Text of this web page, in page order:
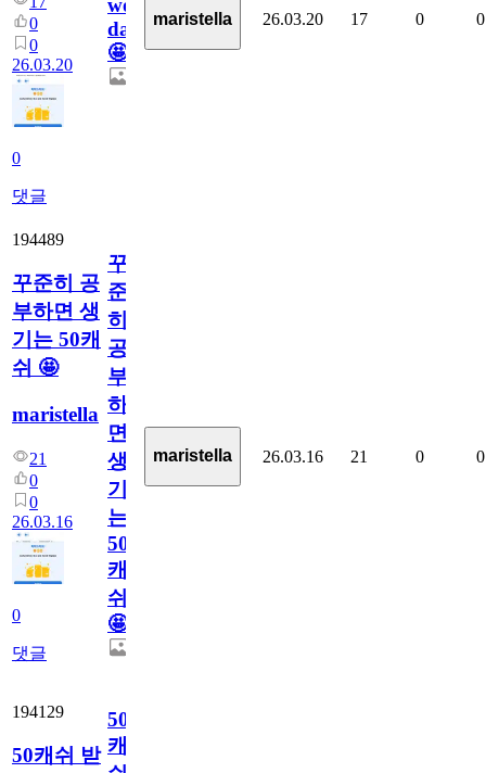
0
0
26.03.20
0
댓글
wonderful
day!
🤩
maristella 26.03.20 17 0 0
194489
꾸준히 공
부하면 생
기는 50캐
쉬 🤩
maristella
21
0
0
26.03.16
0
댓글
꾸
준
히
공
부
하
면
생
기
는
50
캐
쉬
🤩
maristella 26.03.16 21 0 0
194129
50캐쉬 받
50
캐